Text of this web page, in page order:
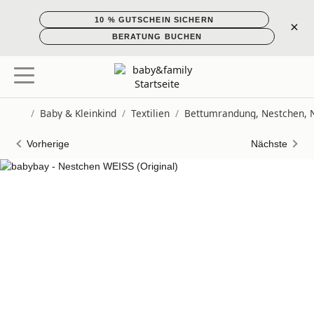
10 % GUTSCHEIN SICHERN
BERATUNG BUCHEN
×
/ Baby & Kleinkind / Textilien / Bettumrandung, Nestchen,
Vorherige Nächste